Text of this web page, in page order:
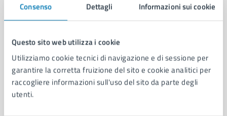
Consenso Dettagli Informazioni sui cookie
Questo sito web utilizza i cookie
Utilizziamo cookie tecnici di navigazione e di sessione per
garantire la corretta fruizione del sito e cookie analitici per
raccogliere informazioni sull'uso del sito da parte degli
utenti.
Comune di Napoli
AMMINISTRAZIONE
Aree amministrative